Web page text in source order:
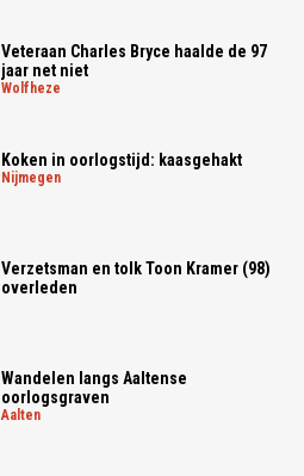
Veteraan Charles Bryce haalde de 97
jaar net niet
wolfheze
Koken in oorlogstijd: kaasgehakt
nijmegen
Verzetsman en tolk Toon Kramer (98)
overleden
Wandelen langs Aaltense
oorlogsgraven
aalten